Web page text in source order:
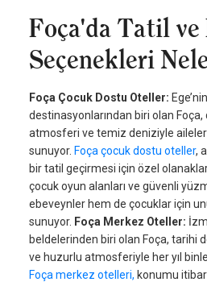
Foça'da Tatil ve
Seçenekleri
Foça Çocuk Dostu Oteller:
destinasyonlarından biri olan
atmosferi ve temiz deniziyle aileler
sunuyor. Foça çocuk dostu oteller,
bir tatil geçirmesi için özel
çocuk oyun alanları ve güvenli
ebeveynler hem de çocuklar için
sunuyor. Foça Merkez Oteller:
beldelerinden biri olan Foça, tarihi
ve huzurlu atmosferiyle her yıl
Foça merkez otelleri, konumu